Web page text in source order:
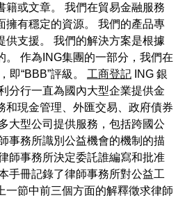
籍或文章。 我們在貿易金融服務
擁有穩定的資源。 我們的產品專
供支援。 我們的解決方案是根據
。 作為ING集團的一部分，我們在
即“BBB”評級。 工商登記 ING 銀
分行一直為國內大型企業提供金
和現金管理、外匯交易、政府債券
大型公司提供服務，包括跨國公
事務所識別公益機會的機制的描
師事務所決定委託誰編寫和批准
手冊記錄了律師事務所對公益工
一節中前三個方面的解釋徵求律師